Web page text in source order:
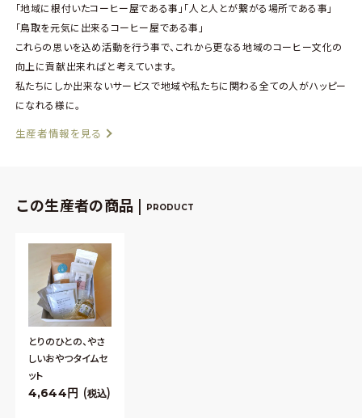
「地域に根付いたコーヒー屋である事」「人と人とが繋がる場所である事」
「鳥取を元気に出来るコーヒー屋である事」
これらの思いを込め活動を行う事で、これから更なる地域のコーヒー文化の
向上に貢献出来ればと考えています。
私たちにしか出来ないサービスで地域や私たちに関わる全ての人がハッピー
になれる様に。
生産者情報を見る
この生産者の商品 | PRODUCT
とりのひとの、やさ
しいおやつタイムセ
ット
4,644 税込